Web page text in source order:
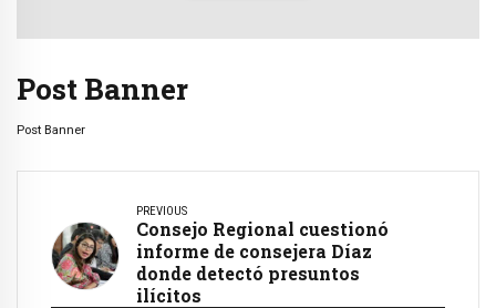
Post Banner
Post Banner
PREVIOUS
Consejo Regional cuestionó
informe de consejera Díaz
donde detectó presuntos
ilícitos